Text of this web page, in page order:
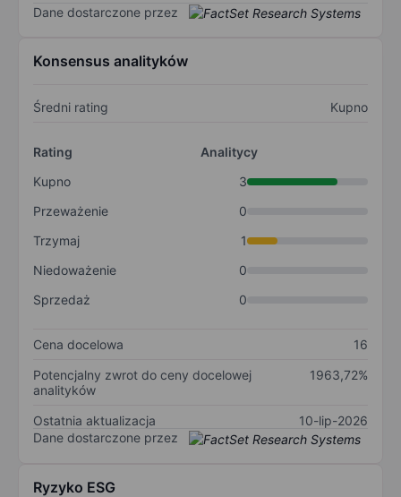
Dane dostarczone przez
Konsensus analityków
Średni rating Kupno
Rating
Analitycy
Kupno
3
Przeważenie
0
Trzymaj
1
Niedoważenie
0
Sprzedaż
0
Cena docelowa
16
Potencjalny zwrot do ceny docelowej
analityków
1963,72%
Ostatnia aktualizacja
10-lip-2026
Dane dostarczone przez
Ryzyko ESG